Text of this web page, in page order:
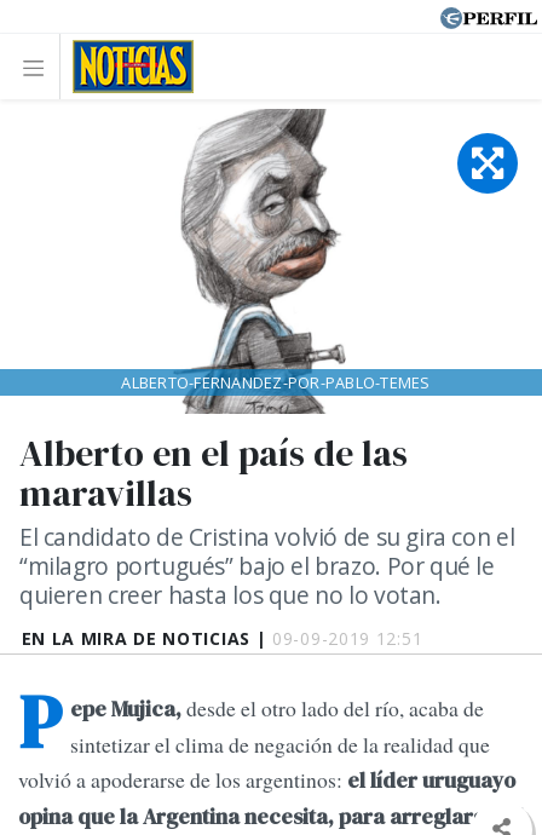
EN LA MIRA DE NOTICIAS | 09-09-2019 12:51
Alberto en el país de las
maravillas
El candidato de Cristina volvió de su gira con el
“milagro portugués” bajo el brazo. Por qué le
quieren creer hasta los que no lo votan.
ALBERTO-FERNANDEZ-POR-PABLO-TEMES
P epe Mujica,desde el otro lado del río, acaba de
sintetizar el clima de negación de la realidad que
volvió a apoderarse de los argentinos: el líder uruguayo
opina que la Argentina necesita, para arreglarse, al